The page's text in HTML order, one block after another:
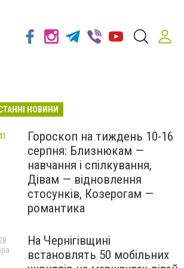
НОВИНИ
Гороскоп на тиждень 10-16
серпня: Близнюкам —
навчання і спілкування,
Дівам — відновлення
стосунків, Козерогам —
романтика
На Чернігівщині
встановлять 50 мобільних